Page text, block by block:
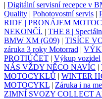
| Digitální servisní recepce v
Quality | Pohotovostní servis |
RIDE | PRONÁJEM
NEKONČÍ. | THE 8 |
BMW XM (G09) | TISÍCE
záruka 3 roky Motorrad |
PROTIÚČET | Výkup vozidel
NÁS VŽDY NĚCO NAVÍC |
MOTOCYKLŮ | WINTER
MOTOCYKL | Záruka i na
ZIMNÍ SVOZY COLLECT